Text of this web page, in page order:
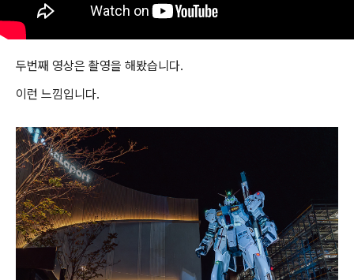
두번째 영상은 촬영을 해봤습니다.
이런 느낌입니다.